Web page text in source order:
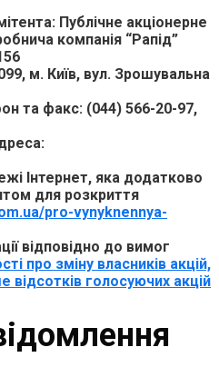
Публiчне акцiонерне
компанiя “Рапід”
м. Київ, вул. Зрошувальна
та факс: (044) 566-20-97,
Інтернет, яка додатково
для розкриття
pro-vynyknennya-
відповідно до вимог
про зміну власників акцій,
відсотків голосуючих акцій